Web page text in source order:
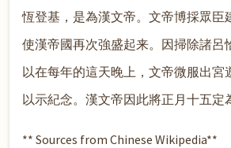
恆登基，是為漢文帝。文帝博採眾臣
使漢帝國再次強盛起来。因掃除諸呂
以在每年的這天晚上，文帝微服出宮
以示紀念。漢文帝因此將正月十五定
** Sources from Chinese Wikipedia**